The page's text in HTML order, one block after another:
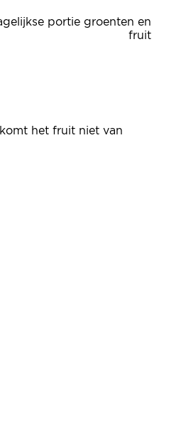
portie groenten en
fruit
het fruit niet van